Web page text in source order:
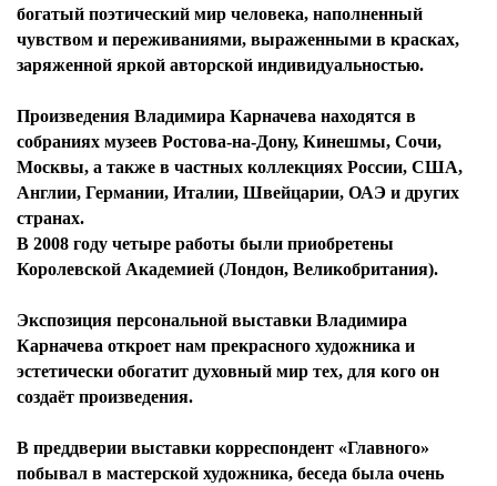
богатый поэтический мир человека, наполненный
чувством и переживаниями, выраженными в красках,
заряженной яркой авторской индивидуальностью.
Произведения Владимира Карначева находятся в
собраниях музеев Ростова-на-Дону, Кинешмы, Сочи,
Москвы, а также в частных коллекциях России, США,
Англии, Германии, Италии, Швейцарии, ОАЭ и других
странах.
В 2008 году четыре работы были приобретены
Королевской Академией (Лондон, Великобритания).
Экспозиция персональной выставки Владимира
Карначева откроет нам прекрасного художника и
эстетически обогатит духовный мир тех, для кого он
создаёт произведения.
В преддверии выставки корреспондент «Главного»
побывал в мастерской художника, беседа была очень